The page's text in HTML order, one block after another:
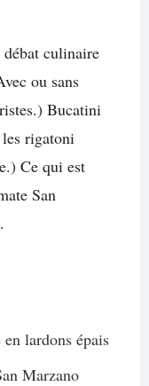
culinaire
ou sans
Bucatini
rigatoni
Ce qui est
San
lardons épais
Marzano